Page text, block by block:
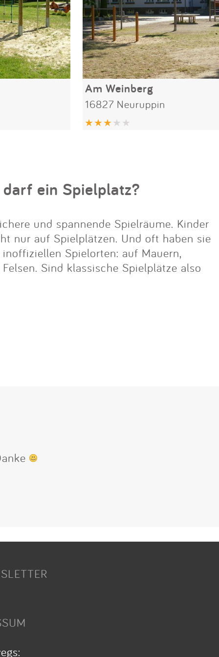
Am Weinberg
16827 Neuruppin
ein Spielplatz?
und spannende Spielräume. Kinder
nur auf Spielplätzen. Und oft haben sie
Spielorten: auf Mauern,
Sind klassische Spielplätze also